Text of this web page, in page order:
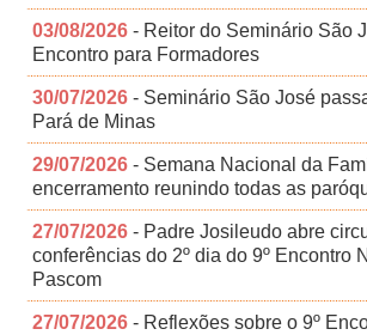
03/08/2026 - Reitor do Seminário São
Encontro para Formadores
30/07/2026 - Seminário São José
Pará de Minas
29/07/2026 - Semana Nacional da
encerramento reunindo todas as
27/07/2026 - Padre Josileudo abre
conferências do 2º dia do 9º Encontro
Pascom
27/07/2026 - Reflexões sobre o 9º